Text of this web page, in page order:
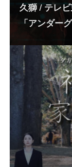
久獅 / テレ
「アンダー